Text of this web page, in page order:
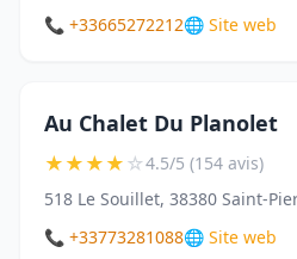
📞 +33665272212🌐 Site web
Au Chalet Du Planolet
★★★★☆4.5/5 (154 avis)
518 Le Souillet, 38380 Saint-
📞 +33773281088🌐 Site web